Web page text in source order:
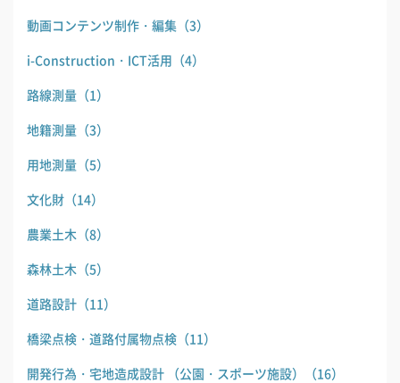
動画コンテンツ制作・編集 （3）
i-Construction・ICT活用 （4）
路線測量 （1）
地籍測量 （3）
用地測量 （5）
文化財 （14）
農業土木 （8）
森林土木 （5）
道路設計 （11）
橋梁点検・道路付属物点検 （11）
開発行為・宅地造成設計 （公園・スポーツ施設）
（16）